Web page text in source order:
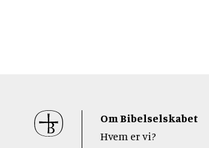
Sidefod
Om Bibelselskabet
Hvem er vi?